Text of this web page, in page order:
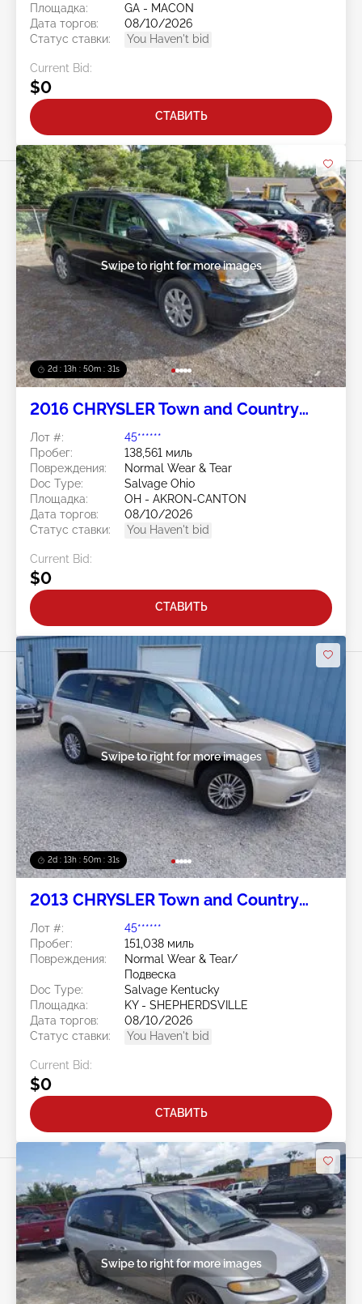
Площадка:
GA - MACON
Дата торгов:
08/10/2026
Статус ставки:
You Haven't bid
Current Bid:
$0
СТАВИТЬ
2d : 13h : 50m : 28s
Swipe to right for more images
2016 CHRYSLER Town and Country
Лот #:
45******
Пробег:
138,561 миль
Повреждения:
Normal Wear & Tear
Doc Type:
Salvage Ohio
Площадка:
OH - AKRON-CANTON
Дата торгов:
08/10/2026
Статус ставки:
You Haven't bid
Current Bid:
$0
СТАВИТЬ
2d : 13h : 50m : 28s
Swipe to right for more images
2013 CHRYSLER Town and Country
Лот #:
45******
Пробег:
151,038 миль
Повреждения:
Normal Wear & Tear/
Подвеска
Doc Type:
Salvage Kentucky
Площадка:
KY - SHEPHERDSVILLE
Дата торгов:
08/10/2026
Статус ставки:
You Haven't bid
Current Bid:
$0
СТАВИТЬ
Swipe to right for more images